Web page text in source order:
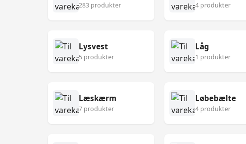
283 produkter 4 produkter
Lysvest
5 produkter
Låg
1 produkter
Læskærm
7 produkter
Løbebælte
4 produkter